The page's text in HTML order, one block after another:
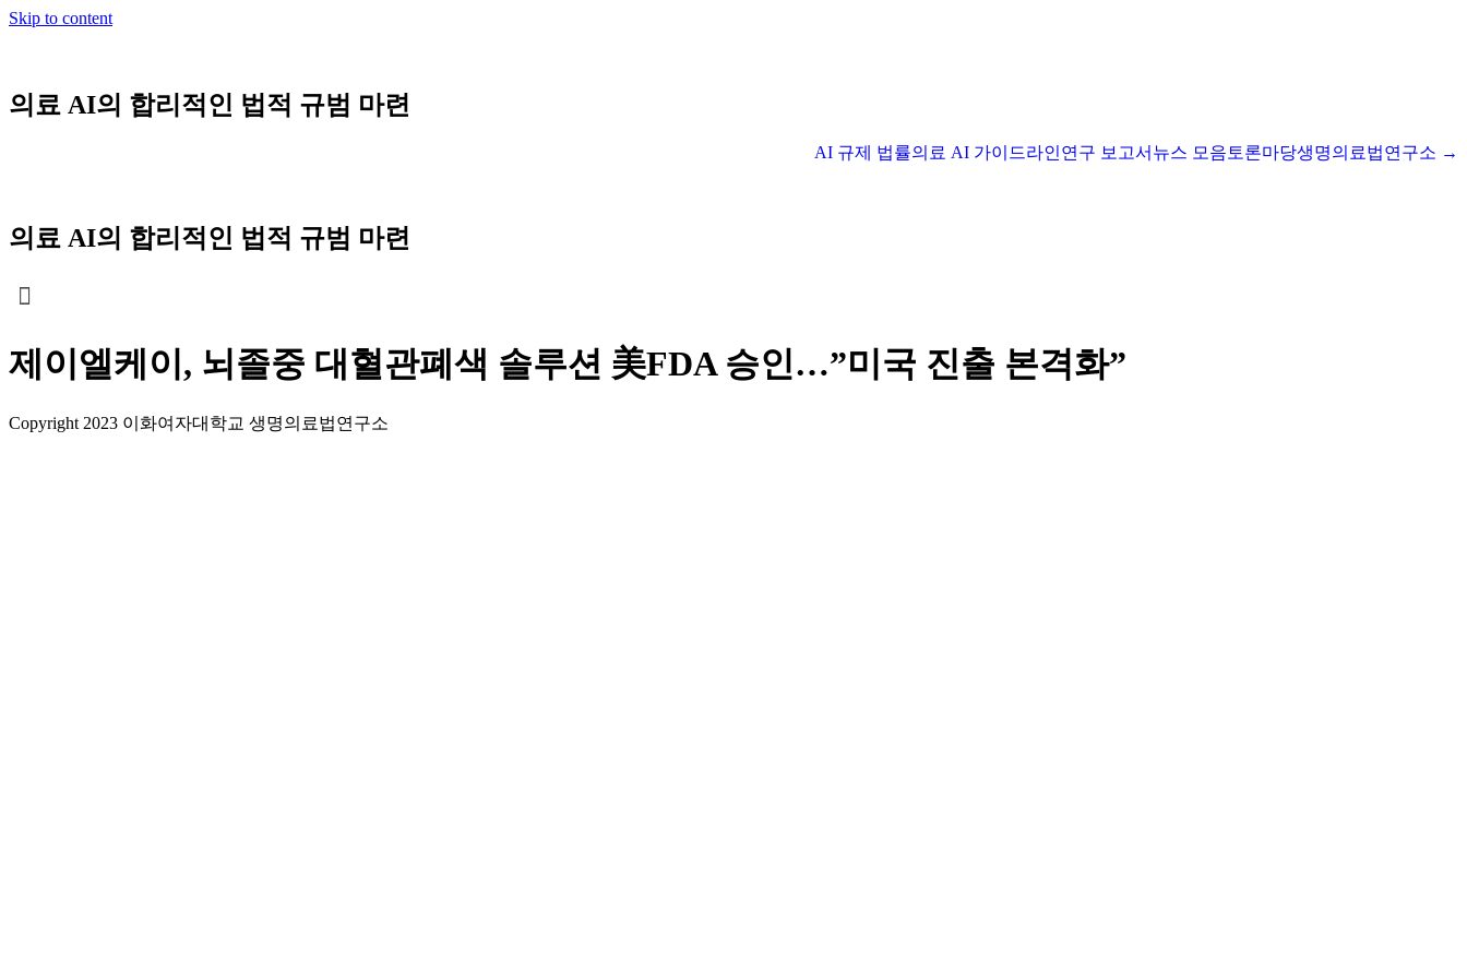
Skip to content
의료 AI의 합리적인 법적 규범 마련
AI 규제 법률의료 AI 가이드라인연구 보고서 뉴스 모음 토론마당생명의료법연구소 →
의료 AI의 합리적인 법적 규범 마련
제이엘케이, 뇌졸중 대혈관폐색 솔루션 美FDA 승인…”미국 진출 본격화”
Copyright 2023 이화여자대학교 생명의료법연구소